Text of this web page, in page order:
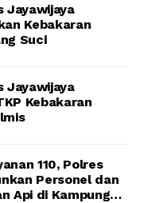
Jayawijaya
Kebakaran
Suci
Jayawijaya
Kebakaran
110, Polres
Personel dan
Api di Kampung